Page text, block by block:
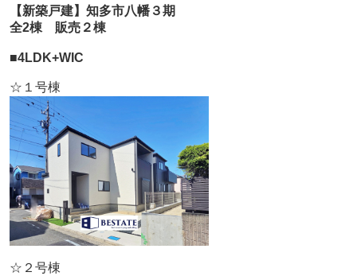
【新築戸建】知多市八幡３期
全2棟 販売２棟
■4LDK+WIC
☆１号棟
☆２号棟